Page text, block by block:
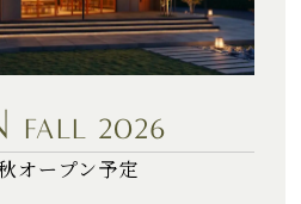
FALL 2026
オープン予定